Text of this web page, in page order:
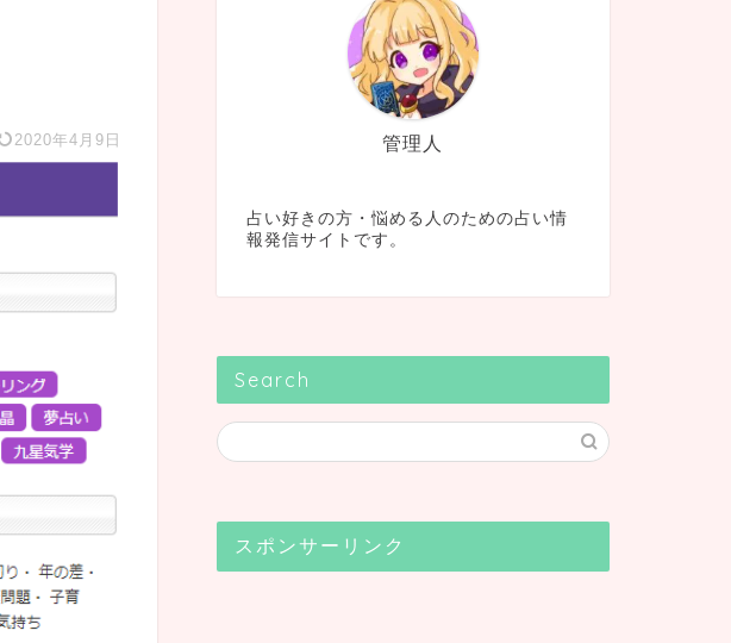
2020年4月9日 管理人
占い好きの方・悩める人のための占い情
報発信サイトです。
Search
スポンサーリンク